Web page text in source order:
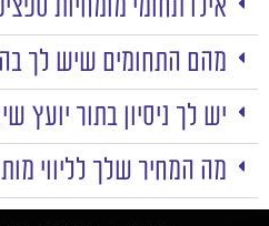
אילו תחומי מומחיות
מהם התחומים שיש לך
יש לך ניסיון בתור יועץ
מה המחיר שלך לליווי